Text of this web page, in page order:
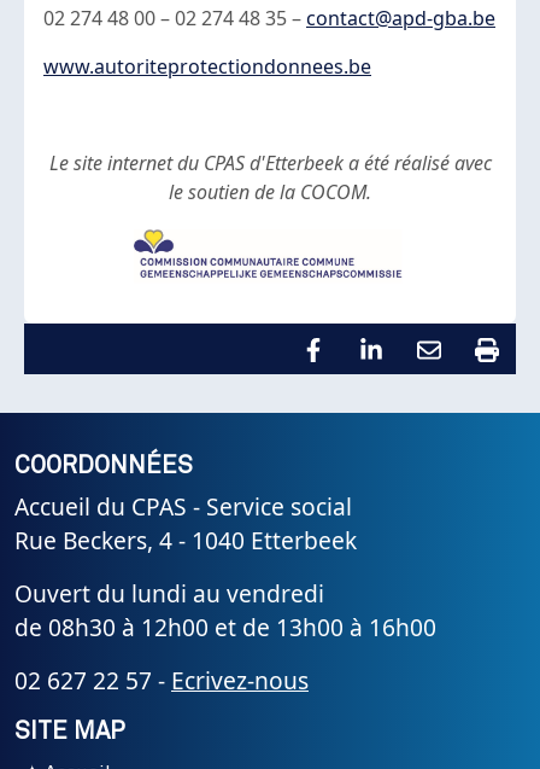
02 274 48 00 – 02 274 48 35 –contact@apd-gba.be
www.autoriteprotectiondonnees.be
Le site internet du CPAS d'Etterbeek a été réalisé avec
le soutien de la COCOM.
COORDONNÉES
Accueil du CPAS - Service social
Rue Beckers, 4 - 1040 Etterbeek
Ouvert du lundi au vendredi
de 08h30 à 12h00 et de 13h00 à 16h00
02 627 22 57 - Ecrivez-nous
SITE MAP